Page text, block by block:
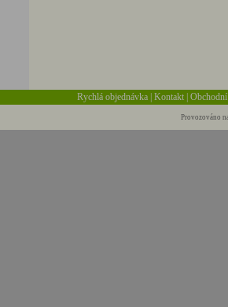
Rychlá objednávka |Kontakt |
Provozováno